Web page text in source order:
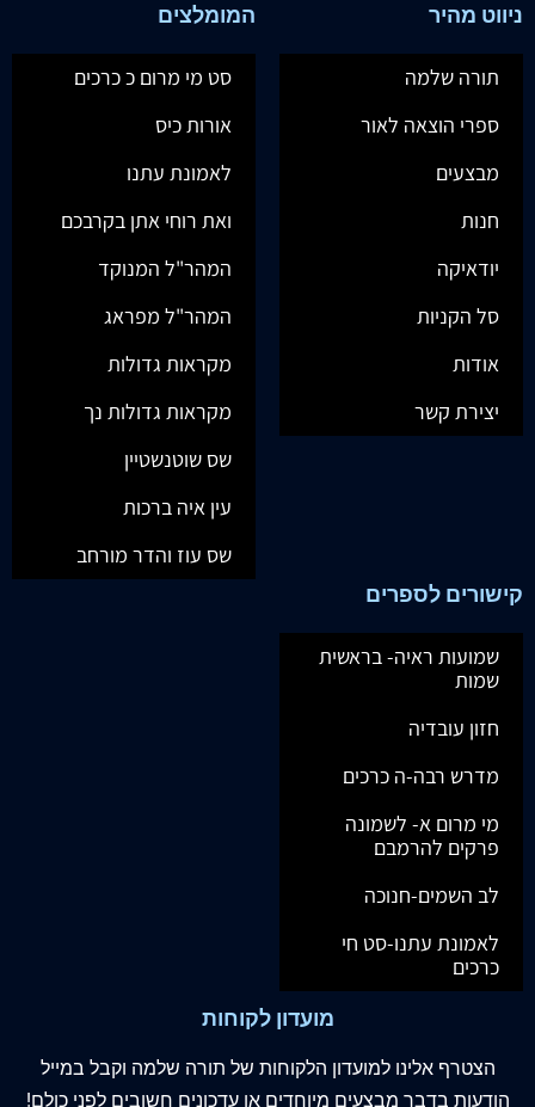
ניווט מהיר
תורה שלמה
ספרי הוצאה לאור
מבצעים
חנות
יודאיקה
סל הקניות
אודות
יצירת קשר
המומלצים
סט מי מרום כ כרכים
אורות כיס
לאמונת עתנו
ואת רוחי אתן בקרבכם
המהר"ל המנוקד
המהר"ל מפראג
מקראות גדולות
מקראות גדולות נך
שס שוטנשטיין
עין איה ברכות
שס עוז והדר מורחב
קישורים לספרים
שמועות ראיה- בראשית
שמות
חזון עובדיה
מדרש רבה-ה כרכים
מי מרום א- לשמונה
פרקים להרמבם
לב השמים-חנוכה
לאמונת עתנו-סט חי
כרכים
מועדון לקוחות
הצטרף אלינו למועדון הלקוחות של תורה שלמה וקבל במייל
הודעות בדבר מבצעים מיוחדים או עדכונים חשובים לפני כולם!